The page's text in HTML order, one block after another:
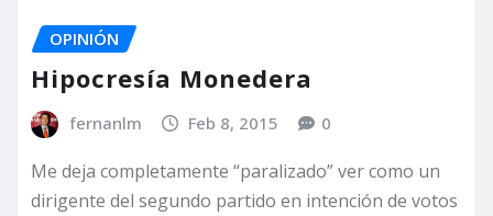
OPINIÓN
Hipocresía Monedera
fernanlm Feb 8, 2015 0
Me deja completamente “paralizado” ver como un
dirigente del segundo partido en intención de votos